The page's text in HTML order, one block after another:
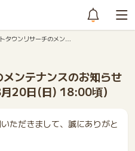
タウンリサーチのメン…
ンテナンスのお知らせ
20日(日) 18:00頃）
ただきまして、誠にありがと